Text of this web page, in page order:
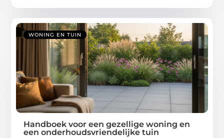
WONING EN TUIN
Handboek voor een gezellige woning en
een onderhoudsvriendelijke tuin